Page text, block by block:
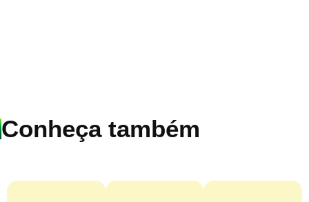
Conheça também